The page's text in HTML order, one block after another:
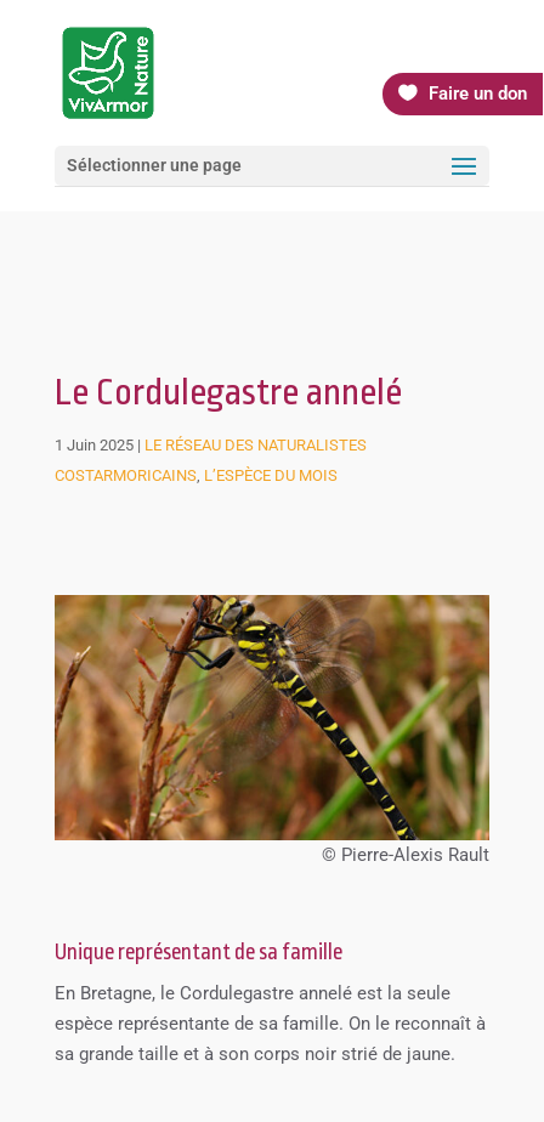
Faire un don
Sélectionner une page
Le Cordulegastre annelé
1 Juin 2025| LE RÉSEAU DES NATURALISTES
COSTARMORICAINS, L’ESPÈCE DU MOIS
© Pierre-Alexis Rault
Unique représentant de sa famille
En Bretagne, le Cordulegastre annelé est la seule
espèce représentante de sa famille. On le reconnaît à
sa grande taille et à son corps noir strié de jaune.